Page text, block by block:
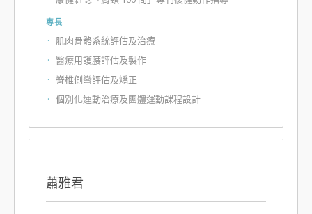
專長
肌肉骨骼系統評估及治療
醫療用護腰評估及製作
脊椎側彎評估及矯正
個別化運動治療及團體運動課程設計
蕭雅君